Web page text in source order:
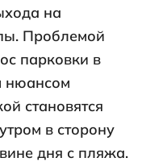
на
Проблемой
парковки в
нюансом
становятся
в сторону
дня с пляжа.